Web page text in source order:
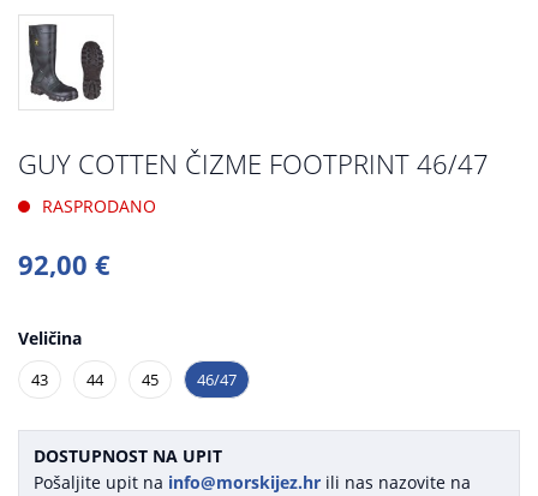
GUY COTTEN ČIZME FOOTPRINT 46/47
RASPRODANO
92,00 €
Veličina
43 44 45 46/47
DOSTUPNOST NA UPIT
Pošaljite upit na info@morskijez.hr ili nas nazovite na